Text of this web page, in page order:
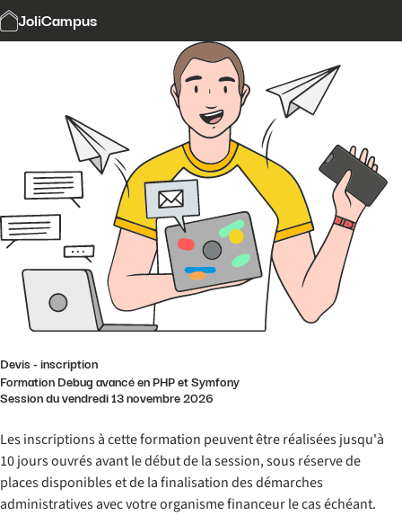
JoliCampus
Modalités et délais d'accès
Formation Debug avancé en PHP et Symfony
Devis - inscription
Session du vendredi 13 novembre 2026
Les inscriptions à cette formation peuvent être réalisées jusqu'à
10 jours ouvrés avant le début de la session, sous réserve de
places disponibles et de la finalisation des démarches
administratives avec votre organisme financeur le cas échéant.